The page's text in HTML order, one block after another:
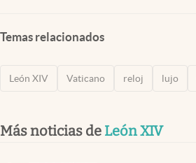
Temas relacionados
León XIV Vaticano reloj lujo
Más noticias de León XIV